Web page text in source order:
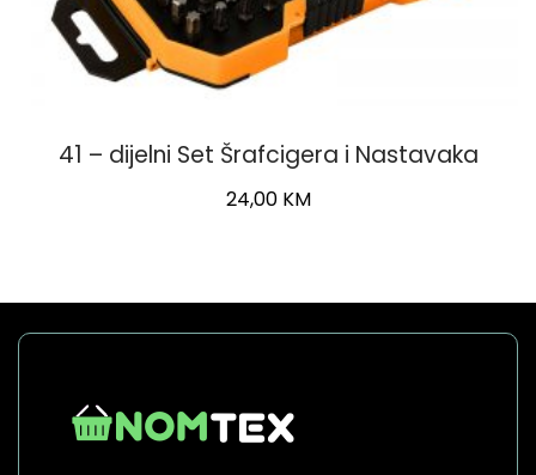
41 – dijelni Set Šrafcigera i Nastavaka
24,00 KM